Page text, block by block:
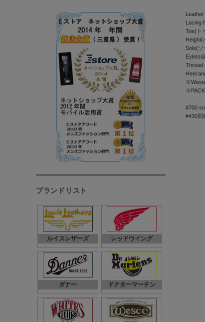
Lacing
Toe(ト
Height(
Sole(ソ
Thread
Heel
#700
#430同
ブランドリスト
ルイスレザーズ レッドウイング
ダナー ドクターマーチン